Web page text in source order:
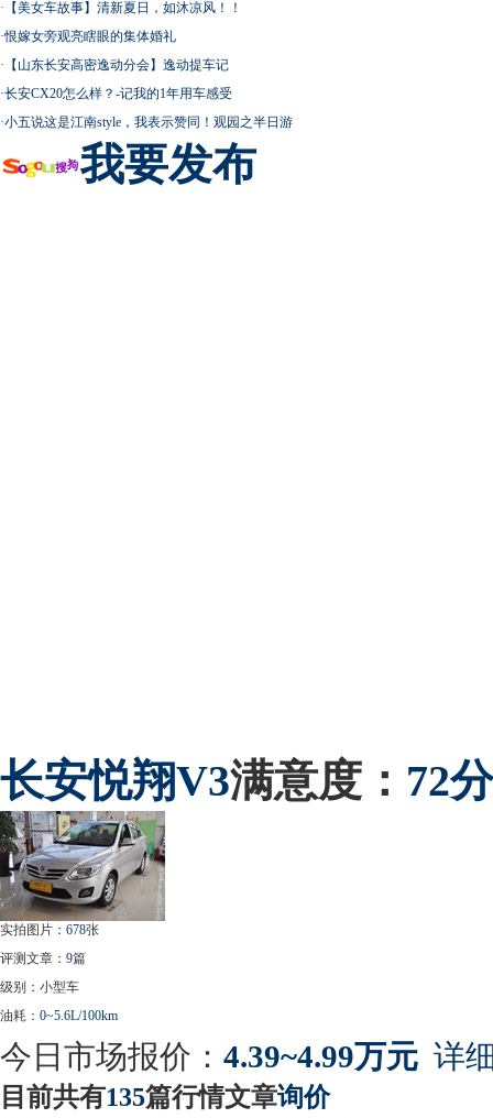
· 【美女车故事】清新夏日，如沐凉风！！
·恨嫁女旁观亮瞎眼的集体婚礼
· 【山东长安高密逸动分会】逸动提车记
·长安CX20怎么样？-记我的1年用车感受
·小五说这是江南style，我表示赞同！观园之半日游
我要发布
长安悦翔V3满意度： 72分
实拍图片： 678张
评测文章： 9篇
级别：小型车
油耗： 0~5.6L/100km
今日市场报价： 4.39~4.99万元 详
目前共有135篇行情文章询价